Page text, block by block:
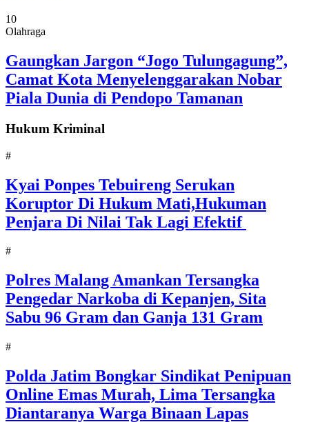
10
Olahraga
Gaungkan Jargon “Jogo Tulungagung”,
Camat Kota Menyelenggarakan Nobar
Piala Dunia di Pendopo Tamanan
Hukum Kriminal
#
Kyai Ponpes Tebuireng Serukan
Koruptor Di Hukum Mati,Hukuman
Penjara Di Nilai Tak Lagi Efektif
#
Polres Malang Amankan Tersangka
Pengedar Narkoba di Kepanjen, Sita
Sabu 96 Gram dan Ganja 131 Gram
#
Polda Jatim Bongkar Sindikat Penipuan
Online Emas Murah, Lima Tersangka
Diantaranya Warga Binaan Lapas